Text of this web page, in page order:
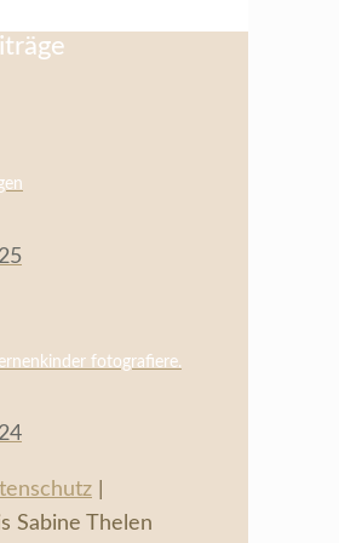
fotografiere.
Sabine Thelen